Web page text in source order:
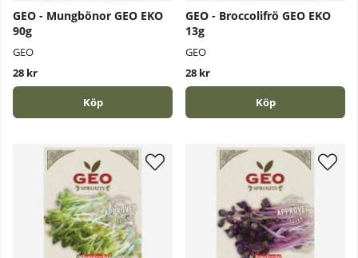
GEO - Mungbönor GEO EKO
90g
GEO
28 kr
Köp
GEO - Broccolifrö GEO EKO
13g
GEO
28 kr
Köp